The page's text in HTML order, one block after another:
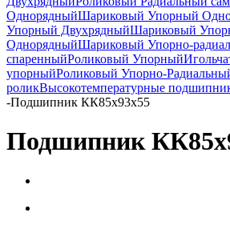
ОднорядныйШариковый Упорный
Упорный ДвухрядныйШариковый
ОднорядныйШариковый Упорно-
спаренныйРоликовый Упорный
упорныйРоликовый Упорно-
роликВысокотемпературные
-Подшипник КК85x93x55
Подшипник